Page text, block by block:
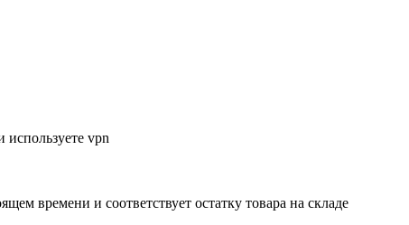
vpn
времени и соответствует остатку товара на складе